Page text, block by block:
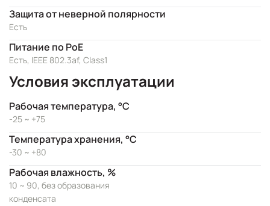
Защита от неверной полярности
Есть
Питание по PoE
Есть, IEEE 802.3af, Class1
Условия эксплуатации
Рабочая температура, °C
-25 ~ +75
Температура хранения, °C
-30 ~ +80
Рабочая влажность, %
10 ~ 90, без образования
конденсата